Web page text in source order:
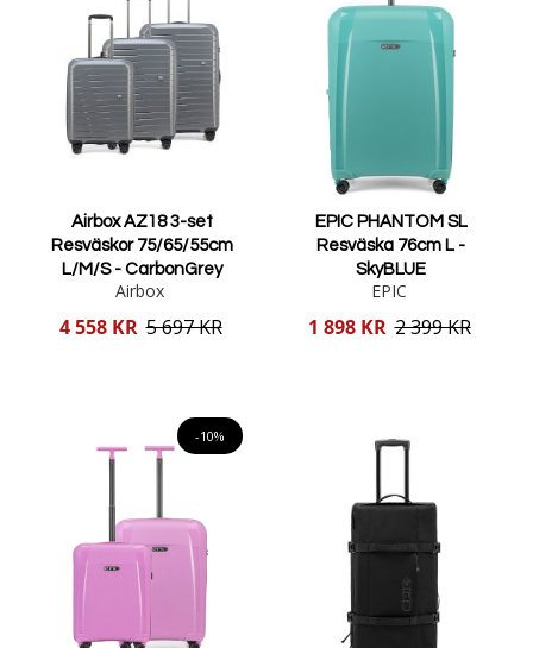
Airbox AZ18 3-set
Resväskor 75/65/55cm
L/M/S - CarbonGrey
Airbox
Reducerat
4 558 KR 5 697 KR
EPIC PHANTOM SL
Resväska 76cm L -
SkyBLUE
EPIC
Reducerat
1 898 KR 2 399 KR
-10%